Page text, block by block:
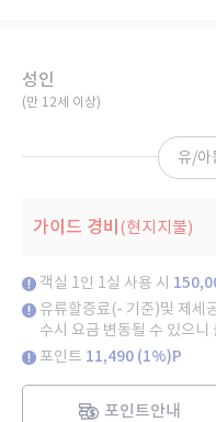
성인
(만 12세 이상)​
유/아
가이드 경비 (현지지불)
객실 1인 1실 사용 시
유류할증료(- 기준)및 제세
수시 요금 변동될 수 있으
포인트 11,490 (1%)P
포인트안내